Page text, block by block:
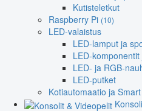
Kutisteletkut
Raspberry Pi (10)
LED-valaistus
LED-lamput ja
LED-
LED- ja RGB-
LED-putket
Kotiautomaatio ja